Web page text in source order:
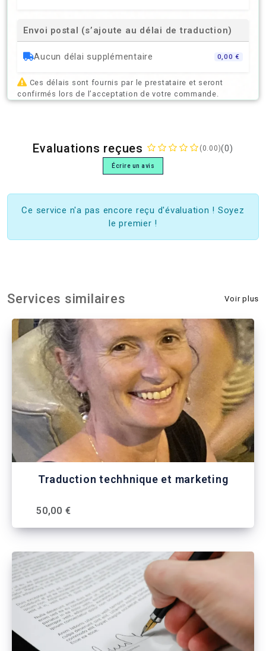
Envoi postal (s’ajoute au délai de traduction)
Aucun délai supplémentaire 0,00 €
Ces délais sont fournis par le prestataire et seront
confirmés lors de l’acceptation de votre commande.
Evaluations reçues (0.00)(0)
Écrire un avis
Ce service n'a pas encore reçu d'évaluation ! Soyez
le premier !
Services similaires Voir plus
Traduction techhnique et marketing
50,00 €